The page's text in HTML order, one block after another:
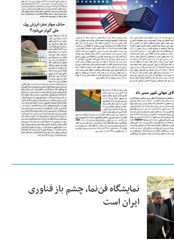
نمایشگاه فن‌نما، چشم باز فناوری
ایران است